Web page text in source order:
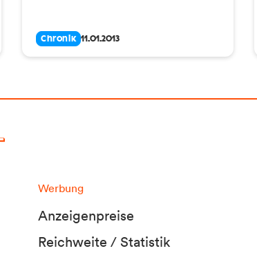
Chronik 11.01.2013
Werbung
Anzeigenpreise
Reichweite / Statistik